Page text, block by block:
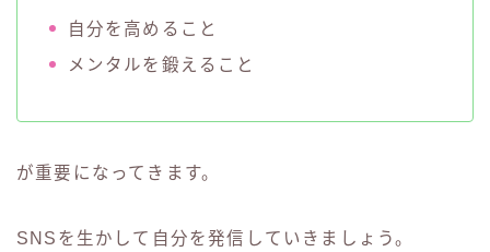
自分を高めること
メンタルを鍛えること
が重要になってきます。
SNSを生かして自分を発信していきましょう。